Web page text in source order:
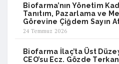
Biofarma’nın Yönetim
Tanıtım, Pazarlama ve
Görevine Çiğdem Sayın
24 Temmuz 2026
Biofarma İlaç’ta Üst
CEO’su Ecz. Gözde